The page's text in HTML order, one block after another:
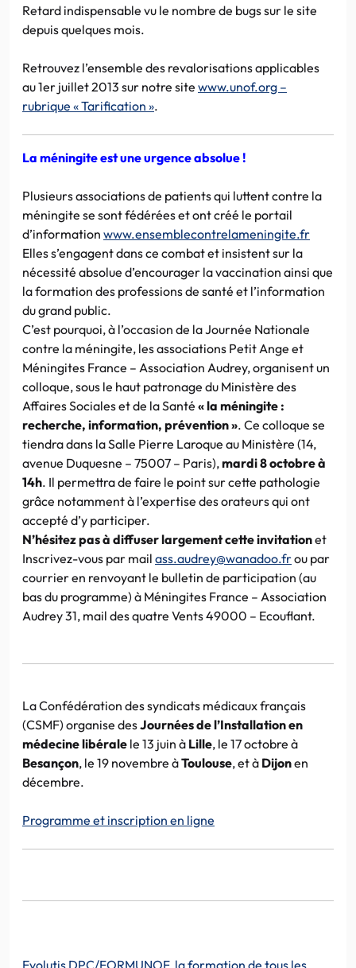
Retard indispensable vu le nombre de bugs sur le site
depuis quelques mois.
Retrouvez l’ensemble des revalorisations applicables
au 1er juillet 2013 sur notre site www.unof.org –
rubrique « Tarification ».
La méningite est une urgence absolue !
Plusieurs associations de patients qui luttent contre la
méningite se sont fédérées et ont créé le portail
d’information www.ensemblecontrelameningite.fr
Elles s’engagent dans ce combat et insistent sur la
nécessité absolue d’encourager la vaccination ainsi que
la formation des professions de santé et l’information
du grand public.
C’est pourquoi, à l’occasion de la Journée Nationale
contre la méningite, les associations Petit Ange et
Méningites France – Association Audrey, organisent un
colloque, sous le haut patronage du Ministère des
Affaires Sociales et de la Santé « la méningite :
recherche, information, prévention ». Ce colloque se
tiendra dans la Salle Pierre Laroque au Ministère (14,
avenue Duquesne – 75007 – Paris),mardi 8 octobre à
14h. Il permettra de faire le point sur cette pathologie
grâce notamment à l’expertise des orateurs qui ont
accepté d’y participer.
N’hésitez pas à diffuser largement cette invitationet
Inscrivez-vous par mail ass.audrey@wanadoo.frou par
courrier en renvoyant le bulletin de participation (au
bas du programme) à Méningites France – Association
Audrey 31, mail des quatre Vents 49000 – Ecouflant.
La Confédération des syndicats médicaux français
(CSMF) organise desJournées de l’Installation en
médecine libérale le 13 juin à Lille, le 17 octobre à
Besançon, le 19 novembre àToulouse, et à Dijonen
décembre.
Programme et inscription en ligne
Evolutis DPC/FORMUNOF, la formation de tous les